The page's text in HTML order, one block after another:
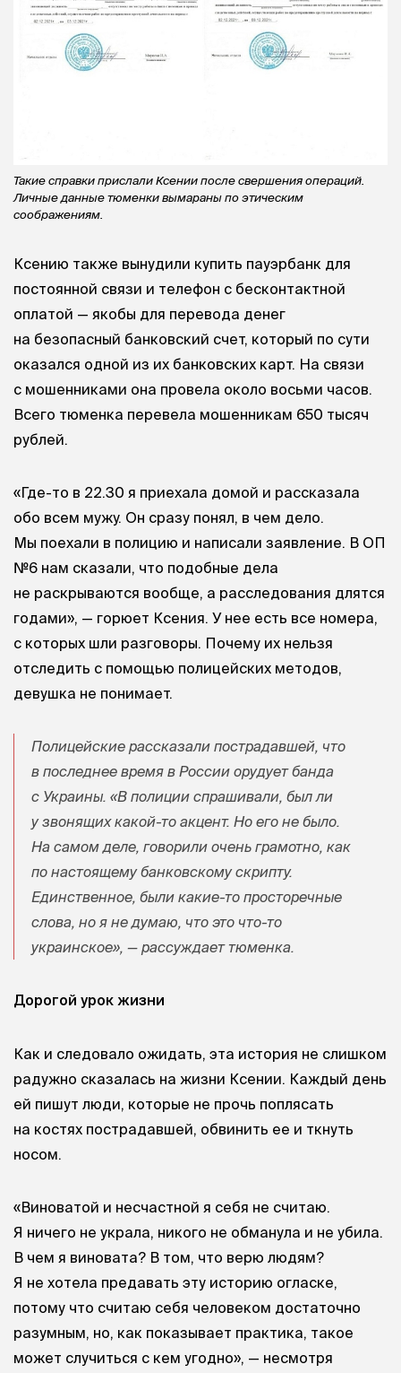
Такие справки прислали Ксении после свершения операций.
Личные данные тюменки вымараны по этическим
соображениям.
Ксению также вынудили купить пауэрбанк для
постоянной связи и телефон с бесконтактной
оплатой — якобы для перевода денег
на безопасный банковский счет, который по сути
оказался одной из их банковских карт. На связи
с мошенниками она провела около восьми часов.
Всего тюменка перевела мошенникам 650 тысяч
рублей.
«Где-то в 22.30 я приехала домой и рассказала
обо всем мужу. Он сразу понял, в чем дело.
Мы поехали в полицию и написали заявление. В ОП
№6 нам сказали, что подобные дела
не раскрываются вообще, а расследования длятся
годами», — горюет Ксения. У нее есть все номера,
с которых шли разговоры. Почему их нельзя
отследить с помощью полицейских методов,
девушка не понимает.
Полицейские рассказали пострадавшей, что
в последнее время в России орудует банда
с Украины. «В полиции спрашивали, был ли
у звонящих какой-то акцент. Но его не было.
На самом деле, говорили очень грамотно, как
по настоящему банковскому скрипту.
Единственное, были какие-то просторечные
слова, но я не думаю, что это что-то
украинское», — рассуждает тюменка.
Дорогой урок жизни
Как и следовало ожидать, эта история не слишком
радужно сказалась на жизни Ксении. Каждый день
ей пишут люди, которые не прочь поплясать
на костях пострадавшей, обвинить ее и ткнуть
носом.
«Виноватой и несчастной я себя не считаю.
Я ничего не украла, никого не обманула и не убила.
В чем я виновата? В том, что верю людям?
Я не хотела предавать эту историю огласке,
потому что считаю себя человеком достаточно
разумным, но, как показывает практика, такое
может случиться с кем угодно», — несмотря